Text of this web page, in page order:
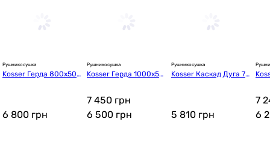
Рушникосушка
Kosser Герда 800х500
6 800 грн
Рушникосушка
Kosser Герда 1000х50
7 450 грн
6 500 грн
Рушникосушка
Kosser Каскад Дуга 70
5 810 грн
7
6